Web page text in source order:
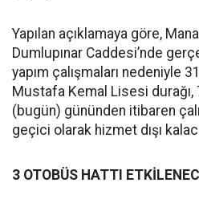
Yapılan açıklamaya göre,
Dumlupınar Caddesi’nde
yapım çalışmaları nedeniyle
Mustafa Kemal Lisesi
(bugün) gününden itibaren
geçici olarak hizmet dışı
3 OTOBÜS HATTI